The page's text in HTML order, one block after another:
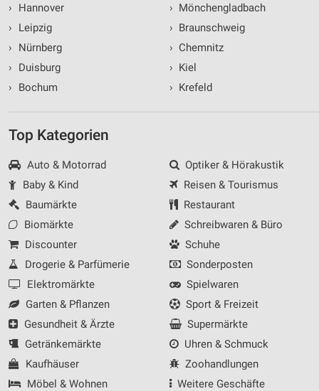
›
Hannover
›
Leipzig
›
Nürnberg
›
Duisburg
›
Bochum
› Mönchengladbach
› Braunschweig
› Chemnitz
› Kiel
› Krefeld
Top Kategorien
Auto & Motorrad
Baby & Kind
Baumärkte
Biomärkte
Discounter
Drogerie & Parfümerie
Elektromärkte
Garten & Pflanzen
Gesundheit & Ärzte
Getränkemärkte
Kaufhäuser
Möbel & Wohnen
Optiker & Hörakustik
Reisen & Tourismus
Restaurant
Schreibwaren & Büro
Schuhe
Sonderposten
Spielwaren
Sport & Freizeit
Supermärkte
Uhren & Schmuck
Zoohandlungen
Weitere Geschäfte